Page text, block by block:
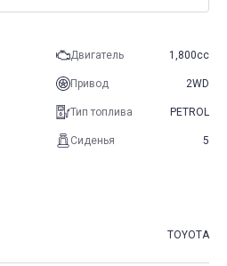
Двигатель 1,800cc
Привод 2WD
Тип топлива PETROL
Сиденья 5
TOYOTA